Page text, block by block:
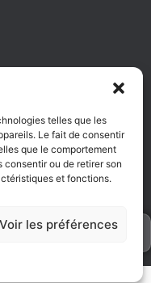
telles que les
Le fait de consentir
que le comportement
consentir ou de retirer son
et fonctions.
Voir les préférences